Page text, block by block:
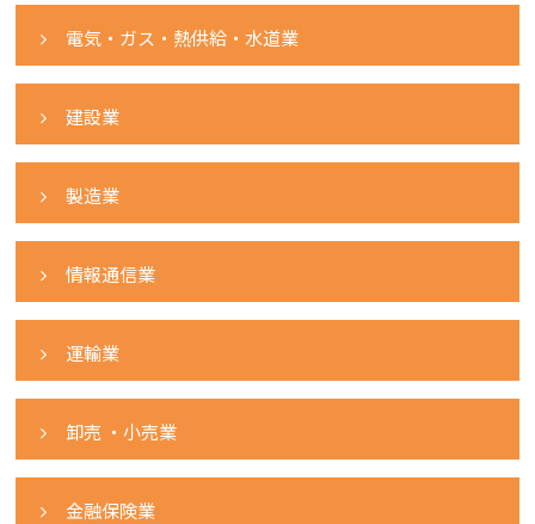
電気・ガス・熱供給・水道業
建設業
製造業
情報通信業
運輸業
卸売 ・小売業
金融保険業